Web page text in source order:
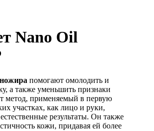
Nano Oil
помогают омолодить и
а также уменьшить признаки
метод, применяемый в первую
участках, как лицо и руки,
результаты. Он также
кожи, придавая ей более